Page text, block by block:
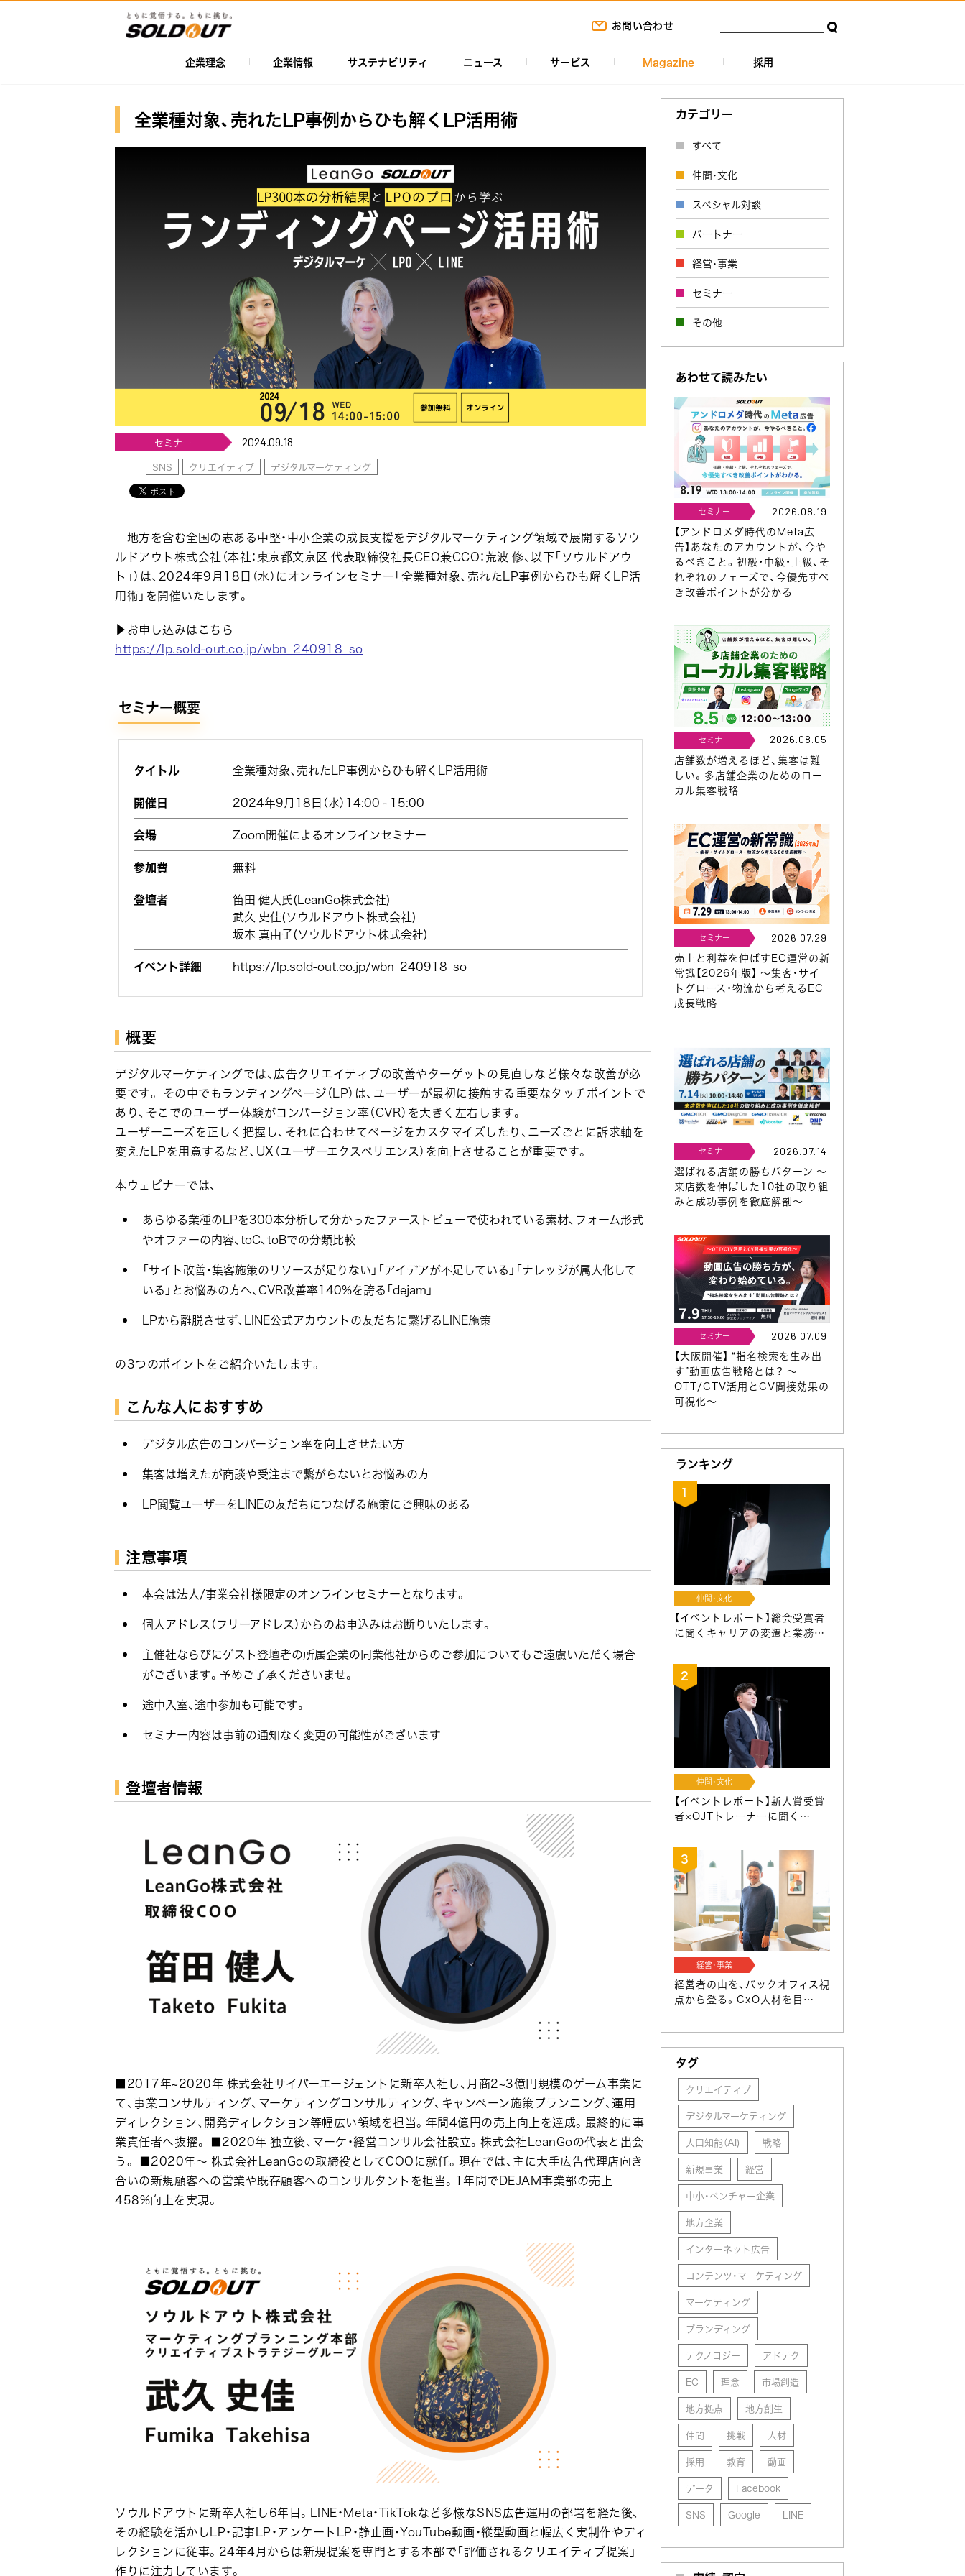
お問い合わせ
ン
企業理念 企業情報 サステナビリティ ニュース サービス Magazine 採用
全業種対象、売れたLP事例からひも解くLP活用術
セミナー
2024.09.18
SNS
クリエイティブ デジタルマーケティング
地方を含む全国の志ある中堅・中小企業の成長支援をデジタルマーケティング領域で展開するソウ
ルドアウト株式会社（本社：東京都文京区 代表取締役社長CEO兼CCO：荒波 修、以下「ソウルドアウ
ト」）は、2024年9月18日（水）にオンラインセミナー「全業種対象、売れたLP事例からひも解くLP活
用術」を開催いたします。
▶お申し込みはこちら
https://lp.sold-out.co.jp/wbn_240918_so
セミナー概要
タイトル
全業種対象、売れたLP事例からひも解くLP活用術
開催日
2024年9月18日（水）14:00 - 15:00
会場
Zoom開催によるオンラインセミナー
参加費
無料
登壇者
笛田 健人氏(LeanGo株式会社)
武久 史佳(ソウルドアウト株式会社)
坂本 真由子(ソウルドアウト株式会社)
イベント詳細
https://lp.sold-out.co.jp/wbn_240918_so
概要
デジタルマーケティングでは、広告クリエイティブの改善やターゲットの見直しなど様々な改善が必
要です。 その中でもランディングページ（LP）は、ユーザーが最初に接触する重要なタッチポイントで
あり、そこでのユーザー体験がコンバージョン率（CVR）を大きく左右します。
ユーザーニーズを正しく把握し、それに合わせてページをカスタマイズしたり、ニーズごとに訴求軸を
変えたLPを用意するなど、UX（ユーザーエクスペリエンス）を向上させることが重要です。
本ウェビナーでは、
あらゆる業種のLPを300本分析して分かったファーストビューで使われている素材、フォーム形式
やオファーの内容、toC、toBでの分類比較
「サイト改善・集客施策のリソースが足りない」「アイデアが不足している」「ナレッジが属人化して
いる」とお悩みの方へ、CVR改善率140%を誇る「dejam」
LPから離脱させず、LINE公式アカウントの友だちに繋げるLINE施策
の3つのポイントをご紹介いたします。
こんな人におすすめ
デジタル広告のコンバージョン率を向上させたい方
集客は増えたが商談や受注まで繋がらないとお悩みの方
LP閲覧ユーザーをLINEの友だちにつなげる施策にご興味のある
注意事項
本会は法人/事業会社様限定のオンラインセミナーとなります。
個人アドレス（フリーアドレス）からのお申込みはお断りいたします。
主催社ならびにゲスト登壇者の所属企業の同業他社からのご参加についてもご遠慮いただく場合
がございます。予めご了承くださいませ。
途中入室、途中参加も可能です。
セミナー内容は事前の通知なく変更の可能性がございます
登壇者情報
■2017年~2020年 株式会社サイバーエージェントに新卒入社し、月商2~3億円規模のゲーム事業に
て、事業コンサルティング、マーケティングコンサルティング、キャンペーン施策プランニング、運用
ディレクション、開発ディレクション等幅広い領域を担当。年間4億円の売上向上を達成。最終的に事
業責任者へ抜擢。 ■2020年 独立後、マーケ・経営コンサル会社設立。株式会社LeanGoの代表と出会
う。 ■2020年〜 株式会社LeanGoの取締役としてCOOに就任。現在では、主に大手広告代理店向き
合いの新規顧客への営業や既存顧客へのコンサルタントを担当。1年間でDEJAM事業部の売上
458%向上を実現。
ソウルドアウトに新卒入社し6年目。LINE・Meta・TikTokなど多様なSNS広告運用の部署を経た後、
その経験を活かしLP・記事LP・アンケートLP・静止画・YouTube動画・縦型動画と幅広く実制作やディ
レクションに従事。24年4月からは新規提案を専門とする本部で「評価されるクリエイティブ提案」
作りに注力しています。
カテゴリー
すべて
仲間･文化
スペシャル対談
パートナー
経営･事業
セミナー
その他
あわせて読みたい
セミナー 2026.08.19
【アンドロメダ時代のMeta広
告】あなたのアカウントが、今や
るべきこと。初級・中級・上級、そ
れぞれのフェーズで、今優先すべ
き改善ポイントが分かる
セミナー 2026.08.05
店舗数が増えるほど、集客は難
しい。多店舗企業のためのロー
カル集客戦略
セミナー 2026.07.29
売上と利益を伸ばすEC運営の新
常識【2026年版】 ～集客・サイ
トグロース・物流から考えるEC
成長戦略
セミナー 2026.07.14
選ばれる店舗の勝ちパターン ～
来店数を伸ばした10社の取り組
みと成功事例を徹底解剖～
セミナー 2026.07.09
【大阪開催】 “指名検索を生み出
す”動画広告戦略とは？ 〜
OTT/CTV活用とCV間接効果の
可視化〜
ランキング
仲間･文化
【イベントレポート】総会受賞者
に聞くキャリアの変遷と業務…
仲間･文化
【イベントレポート】新人賞受賞
者×OJTトレーナーに聞く…
経営･事業
経営者の山を、バックオフィス視
点から登る。CxO人材を目…
タグ
クリエイティブ
デジタルマーケティング
人口知能（AI)
戦略
新規事業
経営
中小・ベンチャー企業
地方企業
インターネット広告
コンテンツ・マーケティング
マーケティング
ブランディング
テクノロジー
アドテク
EC
理念
市場創造
地方拠点
地方創生
仲間
挑戦
人材
採用
教育
動画
データ
Facebook
SNS
Google LINE